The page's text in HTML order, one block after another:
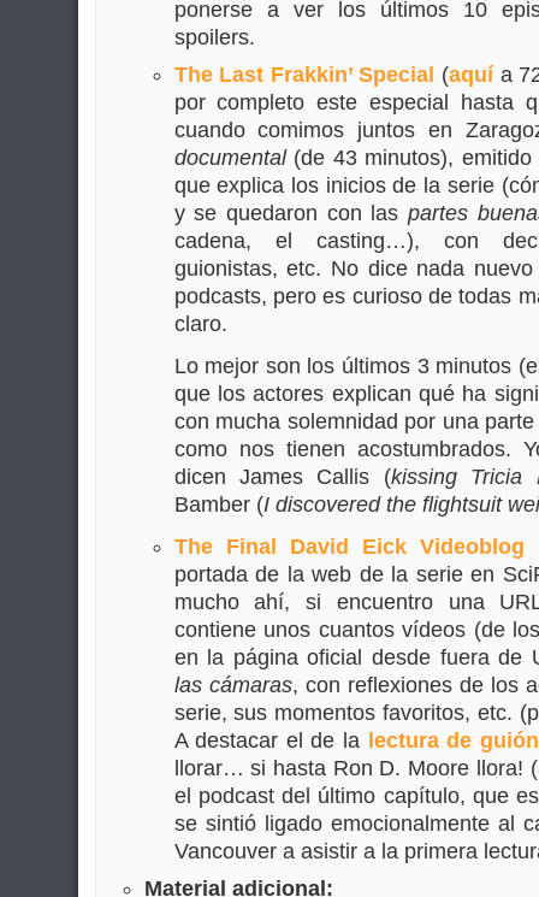
ponerse a ver los últimos 10
spoilers.
The Last Frakkin’ Special (aquía
por completo este especial hasta
cuando comimos juntos en
documental(de 43 minutos), emitido
que explica los inicios de la serie
y se quedaron con laspartes
cadena, el casting…), con
guionistas, etc. No dice nada
podcasts, pero es curioso de todas
claro.
Lo mejor son los últimos 3 minutos
que los actores explican qué ha
con mucha solemnidad por una
como nos tienen acostumbrados.
dicen James Callis (kissing Tricia
Bamber (I discovered the flightsuit
The Final David Eick Videoblog
portada de la web de la serie en
mucho ahí, si encuentro una
contiene unos cuantos vídeos (de
en la página oficial desde fuera de
las cámaras, con reflexiones de los
serie, sus momentos favoritos, etc.
A destacar el de la lectura de guión
llorar… si hasta Ron D. Moore llora!
el podcast del último capítulo, que
se sintió ligado emocionalmente al
Vancouver a asistir a la primera
Material adicional: